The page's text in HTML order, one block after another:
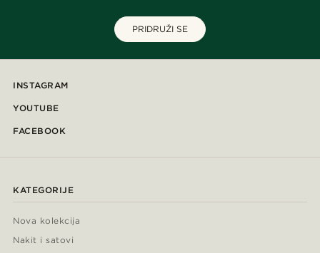
PRIDRUŽI SE
INSTAGRAM
YOUTUBE
FACEBOOK
KATEGORIJE
Nova kolekcija
Nakit i satovi